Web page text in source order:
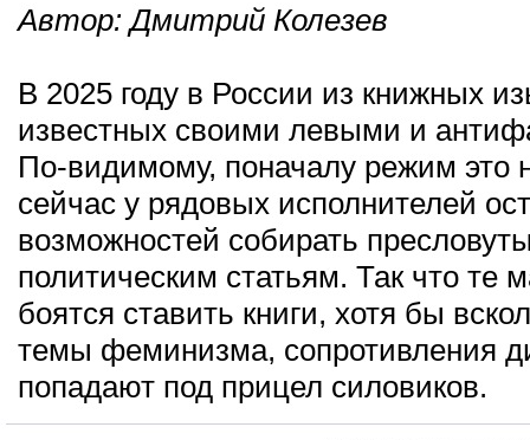
Автор:Дмитрий Колезев
В 2025 году в России из книжных
известных своими левыми и
По-видимому, поначалу режим это
сейчас у рядовых исполнителей
возможностей собирать
политическим статьям. Так что те
боятся ставить книги, хотя бы
темы феминизма, сопротивления
попадают под прицел силовиков.